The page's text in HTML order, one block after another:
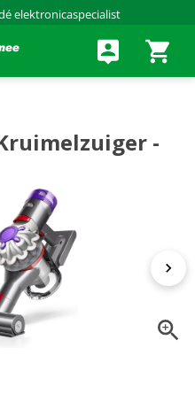
elektronicaspecialist
-